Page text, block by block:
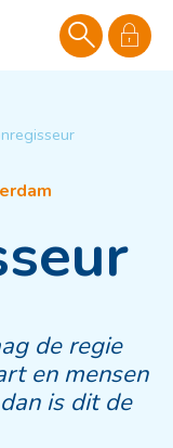
de regie
en mensen
is dit de